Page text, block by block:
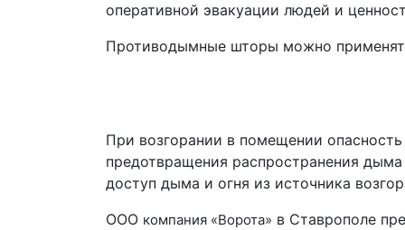
оперативной эвакуации людей и
Противодымные шторы можно
При возгорании в помещении
предотвращения распространения
доступ дыма и огня из источника
ООО компания «Ворота» в Ставрополе